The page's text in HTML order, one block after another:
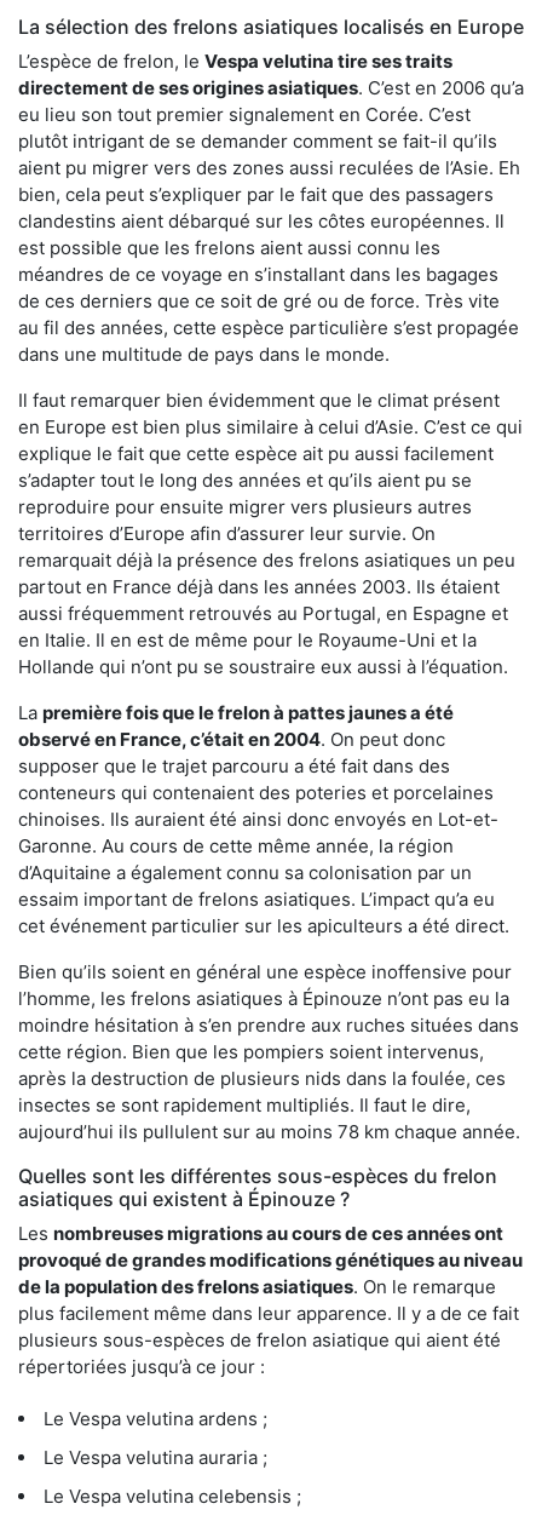
La sélection des frelons asiatiques localisés en Europe
L’espèce de frelon, le Vespa velutina tire ses traits
directement de ses origines asiatiques. C’est en 2006 qu’a
eu lieu son tout premier signalement en Corée. C’est
plutôt intrigant de se demander comment se fait-il qu’ils
aient pu migrer vers des zones aussi reculées de l’Asie. Eh
bien, cela peut s’expliquer par le fait que des passagers
clandestins aient débarqué sur les côtes européennes. Il
est possible que les frelons aient aussi connu les
méandres de ce voyage en s’installant dans les bagages
de ces derniers que ce soit de gré ou de force. Très vite
au fil des années, cette espèce particulière s’est propagée
dans une multitude de pays dans le monde.
Il faut remarquer bien évidemment que le climat présent
en Europe est bien plus similaire à celui d’Asie. C’est ce qui
explique le fait que cette espèce ait pu aussi facilement
s’adapter tout le long des années et qu’ils aient pu se
reproduire pour ensuite migrer vers plusieurs autres
territoires d’Europe afin d’assurer leur survie. On
remarquait déjà la présence des frelons asiatiques un peu
partout en France déjà dans les années 2003. Ils étaient
aussi fréquemment retrouvés au Portugal, en Espagne et
en Italie. Il en est de même pour le Royaume-Uni et la
Hollande qui n’ont pu se soustraire eux aussi à l’équation.
La première fois que le frelon à pattes jaunes a été
observé en France, c’était en 2004. On peut donc
supposer que le trajet parcouru a été fait dans des
conteneurs qui contenaient des poteries et porcelaines
chinoises. Ils auraient été ainsi donc envoyés en Lot-et-
Garonne. Au cours de cette même année, la région
d’Aquitaine a également connu sa colonisation par un
essaim important de frelons asiatiques. L’impact qu’a eu
cet événement particulier sur les apiculteurs a été direct.
Bien qu’ils soient en général une espèce inoffensive pour
l’homme, les frelons asiatiques à Épinouze n’ont pas eu la
moindre hésitation à s’en prendre aux ruches situées dans
cette région. Bien que les pompiers soient intervenus,
après la destruction de plusieurs nids dans la foulée, ces
insectes se sont rapidement multipliés. Il faut le dire,
aujourd’hui ils pullulent sur au moins 78 km chaque année.
Quelles sont les différentes sous-espèces du frelon
asiatiques qui existent à Épinouze ?
Les nombreuses migrations au cours de ces années ont
provoqué de grandes modifications génétiques au niveau
de la population des frelons asiatiques. On le remarque
plus facilement même dans leur apparence. Il y a de ce fait
plusieurs sous-espèces de frelon asiatique qui aient été
répertoriées jusqu’à ce jour :
Le Vespa velutina ardens ;
Le Vespa velutina auraria ;
Le Vespa velutina celebensis ;